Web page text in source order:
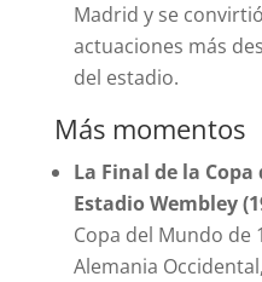
Madrid y se
actuaciones más
del estadio.
Más momentos
La Final de la
Estadio Wembley
Copa del Mundo de
Alemania